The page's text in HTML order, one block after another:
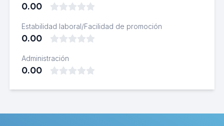
0.00
Estabilidad laboral/Facilidad de promoción
0.00
Administración
0.00